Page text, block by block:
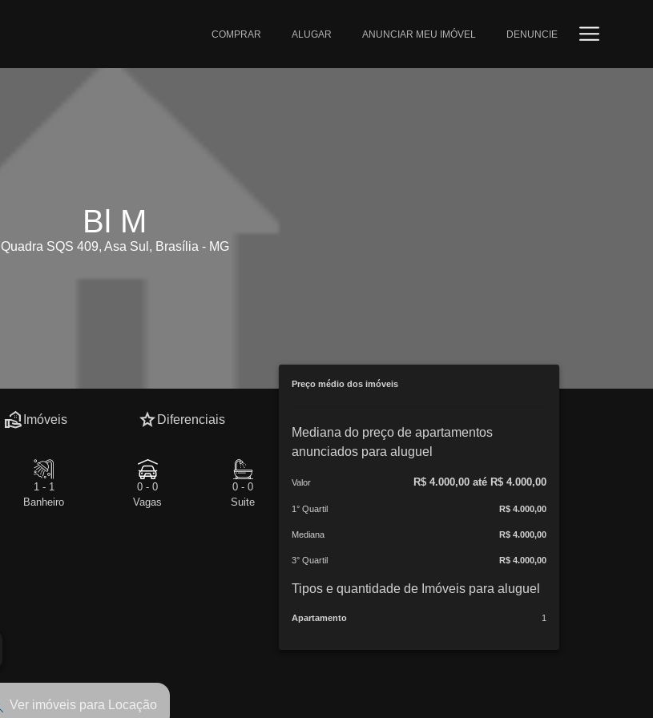
COMPRAR ALUGAR ANUNCIAR MEU IMÓVEL DENUNCIE
Bl M
Quadra SQS 409, Asa Sul, Brasília - MG
real_estate_agent Imóveis star Diferenciais
1 - 1
Banheiro
0 - 0
Vagas
0 - 0
Suite
Ver imóveis para Locação
Preço médio dos imóveis
Mediana do preço de apartamentos
anunciados para aluguel
Valor R$ 4.000,00 até R$ 4.000,00
1° Quartil R$ 4.000,00
Mediana R$ 4.000,00
3° Quartil R$ 4.000,00
Tipos e quantidade de Imóveis para aluguel
Apartamento 1